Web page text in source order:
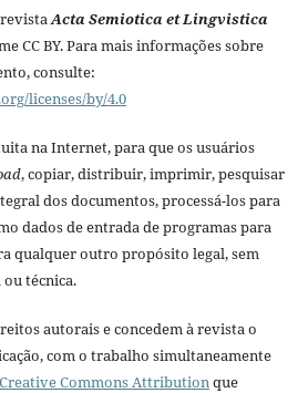
revistaActa Semiotica et Lingvistica
CC BY. Para mais informações sobre
consulte:
licenses/by/4.0
na Internet, para que os usuários
, copiar, distribuir, imprimir, pesquisar
dos documentos, processá-los para
dados de entrada de programas para
qualquer outro propósito legal, sem
técnica.
autorais e concedem à revista o
com o trabalho simultaneamente
Commons Attributionque